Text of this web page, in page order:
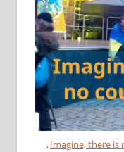
„Imagine, there is